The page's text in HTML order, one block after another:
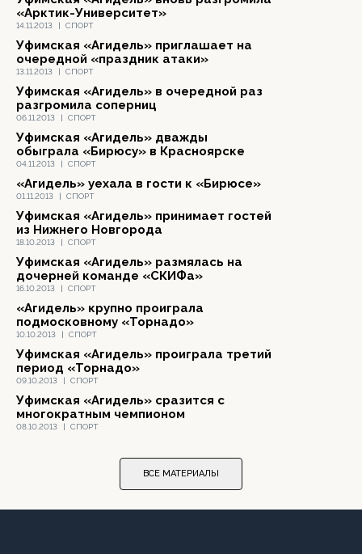
14.11.2013 | СПОРТ
«Арктик-Университет»
13.11.2013 | СПОРТ
Уфимская «Агидель» приглашает на
очередной «праздник атаки»
06.11.2013 | СПОРТ
Уфимская «Агидель» в очередной раз
разгромила соперниц
04.11.2013 | СПОРТ
Уфимская «Агидель» дважды
обыграла «Бирюсу» в Красноярске
01.11.2013 | СПОРТ
«Агидель» уехала в гости к «Бирюсе»
18.10.2013 | СПОРТ
Уфимская «Агидель» принимает гостей
из Нижнего Новгорода
16.10.2013 | СПОРТ
Уфимская «Агидель» размялась на
дочерней команде «СКИФа»
10.10.2013 | СПОРТ
«Агидель» крупно проиграла
подмосковному «Торнадо»
09.10.2013 | СПОРТ
Уфимская «Агидель» проиграла третий
период «Торнадо»
08.10.2013 | СПОРТ
Уфимская «Агидель» сразится с
многократным чемпионом
ВСЕ МАТЕРИАЛЫ